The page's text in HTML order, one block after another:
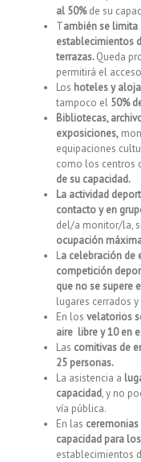
al 50%de su
También se
establecimientos
terrazas.Queda
permitirá el
Los hoteles y
tampoco el 50%
Bibliotecas,
exposiciones,
equipaciones
como los centros
de su capacidad.
La actividad
contacto y en
del/a monitor/la,
ocupación
La celebración de
competición
que no se supere
lugares cerrados
En los velatorios
aire libre y 10 en
Las comitivas de
25 personas.
La asistencia a
capacidad, y no
vía pública.
En las
capacidad para
establecimientos